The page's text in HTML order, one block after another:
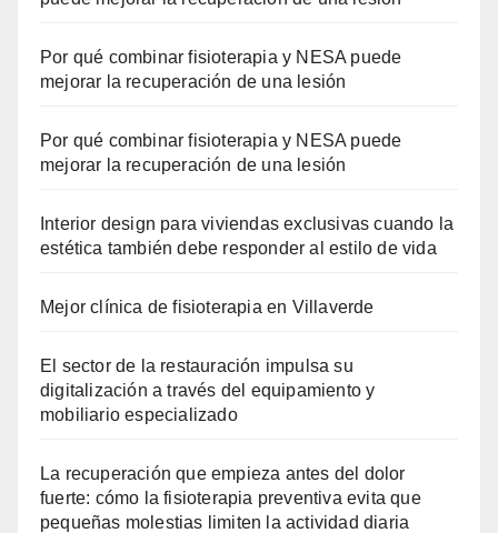
Por qué combinar fisioterapia y NESA puede
mejorar la recuperación de una lesión
Por qué combinar fisioterapia y NESA puede
mejorar la recuperación de una lesión
Interior design para viviendas exclusivas cuando la
estética también debe responder al estilo de vida
Mejor clínica de fisioterapia en Villaverde
El sector de la restauración impulsa su
digitalización a través del equipamiento y
mobiliario especializado
La recuperación que empieza antes del dolor
fuerte: cómo la fisioterapia preventiva evita que
pequeñas molestias limiten la actividad diaria